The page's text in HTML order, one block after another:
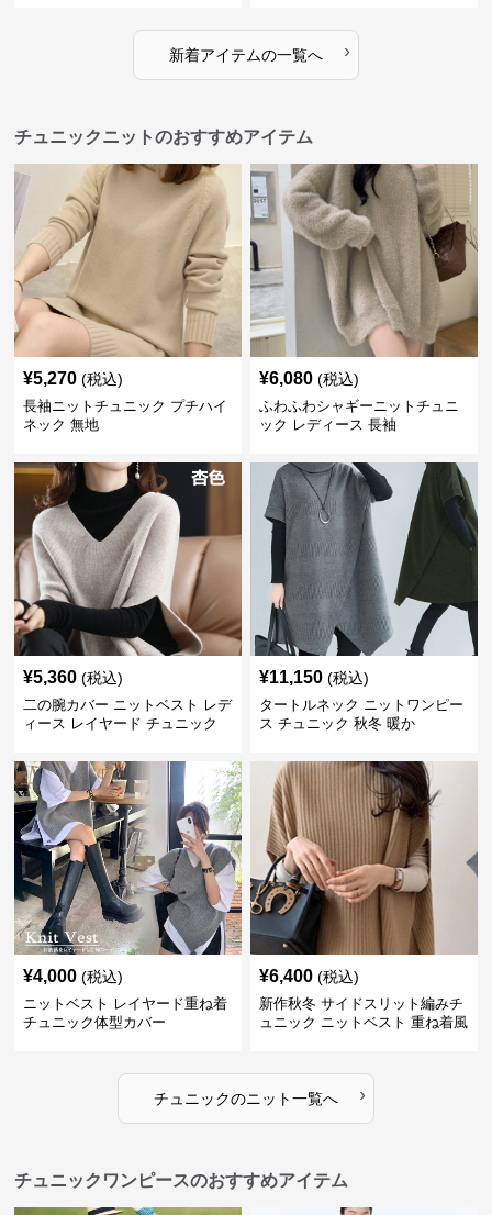
新着アイテムの一覧へ ›
チュニックニットのおすすめアイテム
¥5,270 (税込)
長袖ニットチュニック プチハイ
ネック 無地
¥6,080 (税込)
ふわふわシャギーニットチュニ
ック レディース 長袖
¥5,360 (税込)
二の腕カバー ニットベスト レデ
ィース レイヤード チュニック
¥11,150 (税込)
タートルネック ニットワンピー
ス チュニック 秋冬 暖か
¥4,000 (税込)
ニットベスト レイヤード重ね着
チュニック体型カバー
¥6,400 (税込)
新作秋冬 サイドスリット編みチ
ュニック ニットベスト 重ね着風
チュニックのニット一覧へ ›
チュニックワンピースのおすすめアイテム